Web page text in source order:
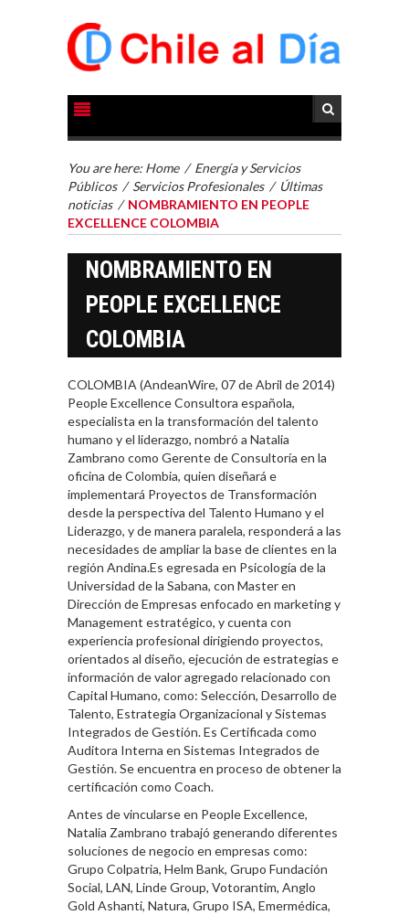
You are here: Home / Energía y Servicios
Públicos / Servicios Profesionales / Últimas
noticias / NOMBRAMIENTO EN PEOPLE
EXCELLENCE COLOMBIA
NOMBRAMIENTO EN
PEOPLE EXCELLENCE
COLOMBIA
COLOMBIA (AndeanWire, 07 de Abril de 2014)
People Excellence Consultora española,
especialista en la transformación del talento
humano y el liderazgo, nombró a Natalia
Zambrano como Gerente de Consultoría en la
oficina de Colombia, quien diseñará e
implementará Proyectos de Transformación
desde la perspectiva del Talento Humano y el
Liderazgo, y de manera paralela, responderá a las
necesidades de ampliar la base de clientes en la
región Andina.Es egresada en Psicología de la
Universidad de la Sabana, con Master en
Dirección de Empresas enfocado en marketing y
Management estratégico, y cuenta con
experiencia profesional dirigiendo proyectos,
orientados al diseño, ejecución de estrategias e
información de valor agregado relacionado con
Capital Humano, como: Selección, Desarrollo de
Talento, Estrategia Organizacional y Sistemas
Integrados de Gestión. Es Certificada como
Auditora Interna en Sistemas Integrados de
Gestión. Se encuentra en proceso de obtener la
certificación como Coach.
Antes de vincularse en People Excellence,
Natalia Zambrano trabajó generando diferentes
soluciones de negocio en empresas como:
Grupo Colpatria, Helm Bank, Grupo Fundación
Social, LAN, Linde Group, Votorantim, Anglo
Gold Ashanti, Natura, Grupo ISA, Emermédica,